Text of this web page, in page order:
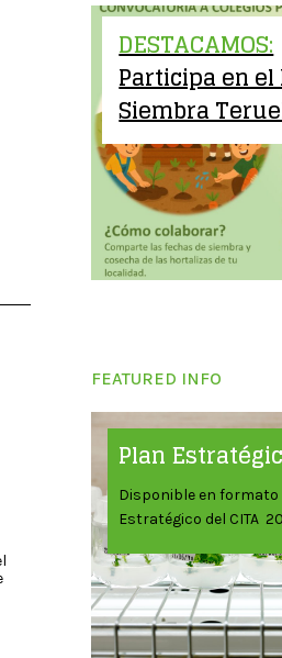
DESTACAMOS:
Participa en
Siembra
FEATURED INFO
Plan
Disponible en formato
Estratégico del CITA